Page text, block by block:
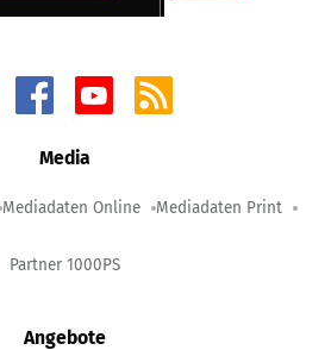
Media
Mediadaten Online Mediadaten Print
Partner 1000PS
Angebote